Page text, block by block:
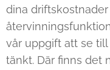
dina
vår uppgift att se
tänkt. Där finns det